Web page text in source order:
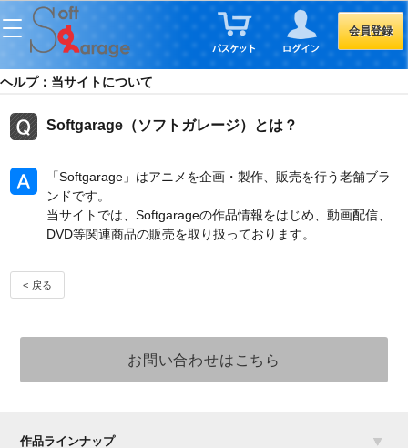
会員登録
ヘルプ：当サイトについて
Softgarage（ソフトガレージ）とは？
「Softgarage」はアニメを企画・製作、販売を行う老舗ブラ
ンドです。
当サイトでは、Softgarageの作品情報をはじめ、動画配信、
DVD等関連商品の販売を取り扱っております。
< 戻る
作品ラインナップ